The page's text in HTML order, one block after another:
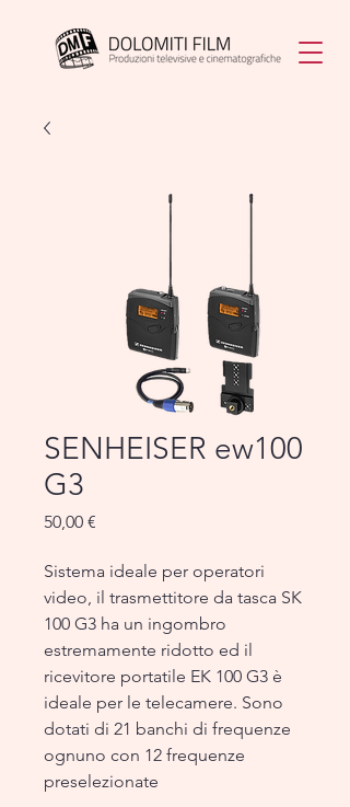
SENHEISER ew100
G3
50,00 €
Sistema ideale per operatori
video, il trasmettitore da tasca SK
100 G3 ha un ingombro
estremamente ridotto ed il
ricevitore portatile EK 100 G3 è
ideale per le telecamere. Sono
dotati di 21 banchi di frequenze
ognuno con 12 frequenze
preselezionate